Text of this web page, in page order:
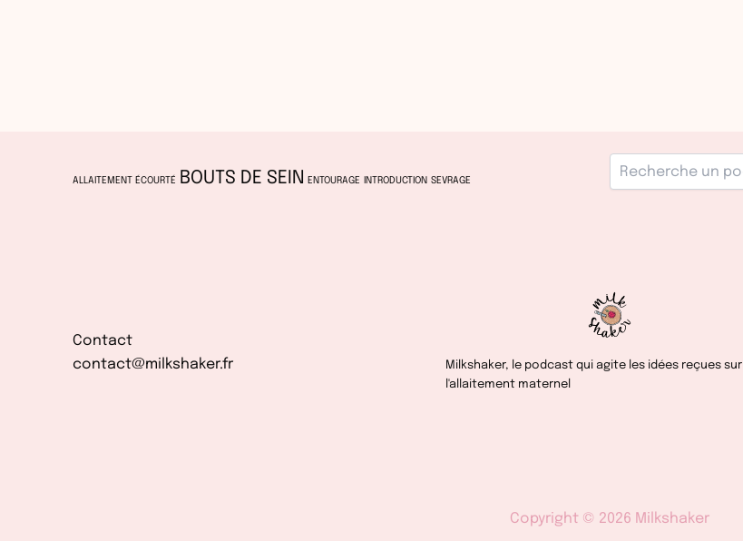
ALLAITEMENT ÉCOURTÉ BOUTS DE SEIN ENTOURAGE INTRODUCTION SEVRAGE
Contact
contact@milkshaker.fr
Milkshaker, le podcast qui agite les idées reçues sur
l'allaitement maternel
Copyright © 2026 Milkshaker